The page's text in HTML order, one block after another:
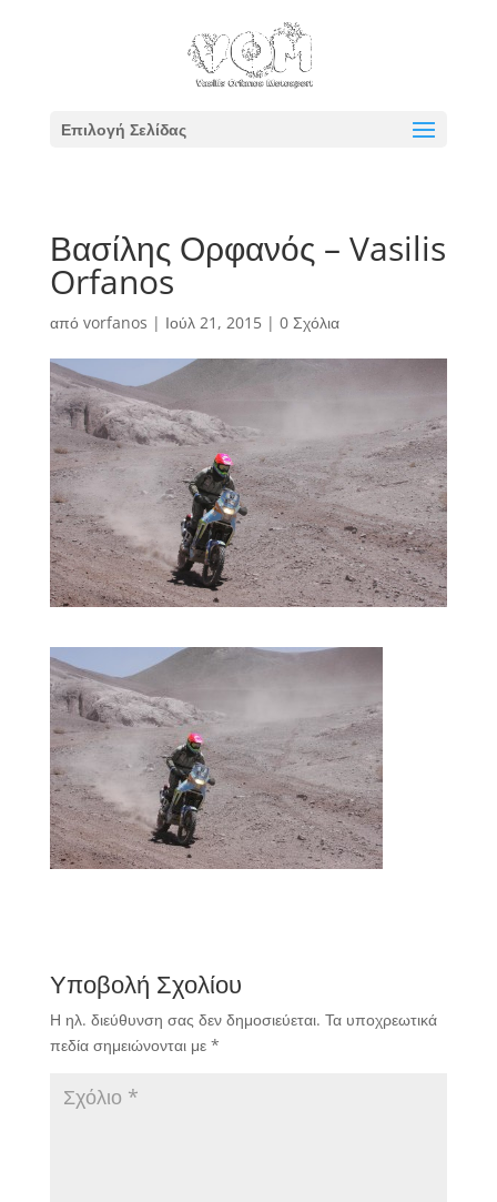
Επιλογή Σελίδας
Βασίλης Ορφανός – Vasilis
Orfanos
από vorfanos | Ιούλ 21, 2015| 0 Σχόλια
Υποβολή Σχολίου
Η ηλ. διεύθυνση σας δεν δημοσιεύεται. Τα υποχρεωτικά
πεδία σημειώνονται με *